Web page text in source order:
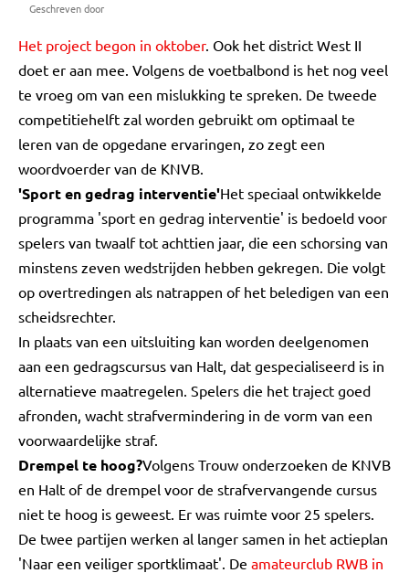
Geschreven door
Het project begon in oktober. Ook het district West II
doet er aan mee. Volgens de voetbalbond is het nog veel
te vroeg om van een mislukking te spreken. De tweede
competitiehelft zal worden gebruikt om optimaal te
leren van de opgedane ervaringen, zo zegt een
woordvoerder van de KNVB.
'Sport en gedrag interventie'Het speciaal ontwikkelde
programma 'sport en gedrag interventie' is bedoeld voor
spelers van twaalf tot achttien jaar, die een schorsing van
minstens zeven wedstrijden hebben gekregen. Die volgt
op overtredingen als natrappen of het beledigen van een
scheidsrechter.
In plaats van een uitsluiting kan worden deelgenomen
aan een gedragscursus van Halt, dat gespecialiseerd is in
alternatieve maatregelen. Spelers die het traject goed
afronden, wacht strafvermindering in de vorm van een
voorwaardelijke straf.
Drempel te hoog?Volgens Trouw onderzoeken de KNVB
en Halt of de drempel voor de strafvervangende cursus
niet te hoog is geweest. Er was ruimte voor 25 spelers.
De twee partijen werken al langer samen in het actieplan
'Naar een veiliger sportklimaat'. De amateurclub RWB in